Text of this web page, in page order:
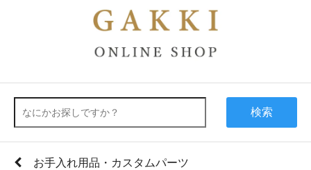
検索
お手入れ用品・カスタムパーツ